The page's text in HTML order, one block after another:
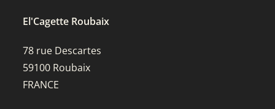
El'Cagette Roubaix
78 rue Descartes
59100 Roubaix
FRANCE